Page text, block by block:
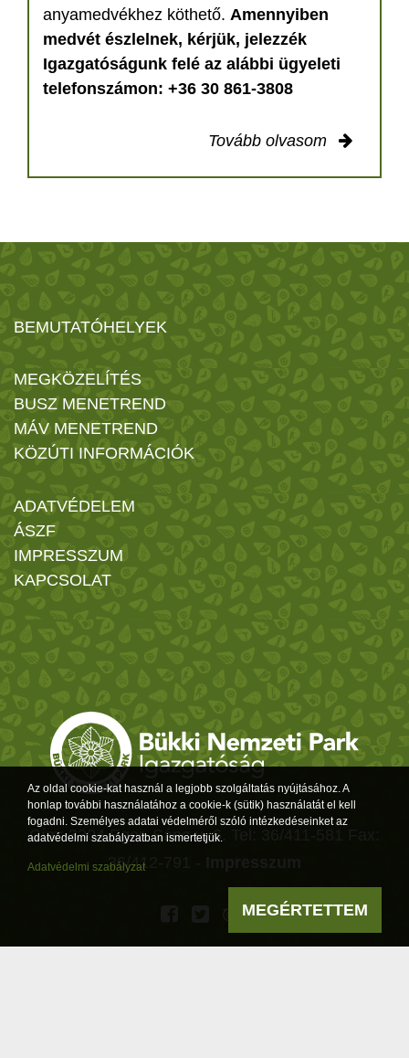
anyamedvékhez köthető. Amennyiben
medvét észlelnek, kérjük, jelezzék
Igazgatóságunk felé az alábbi ügyeleti
telefonszámon: +36 30 861-3808
Tovább olvasom
BEMUTATÓHELYEK
MEGKÖZELÍTÉS
BUSZ MENETREND
MÁV MENETREND
KÖZÚTI INFORMÁCIÓK
ADATVÉDELEM
ÁSZF
IMPRESSZUM
KAPCSOLAT
Cím: 3304 Eger, Sánc u. 6. Tel: 36/411-581 Fax:
36/412-791 -
Az oldal cookie-kat használ a legjobb szolgáltatás nyújtásához. A
honlap további használatához a cookie-k (sütik) használatát el kell
fogadni. Személyes adatai védelméről szóló intézkedéseinket az
adatvédelmi szabályzatban ismertetjük.
Adatvédelmi szabályzat
MEGÉRTETTEM